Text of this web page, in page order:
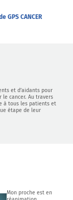
CANCER
et d’aidants pour
le cancer. Au travers
à tous les patients et
étape de leur
Mon proche est en